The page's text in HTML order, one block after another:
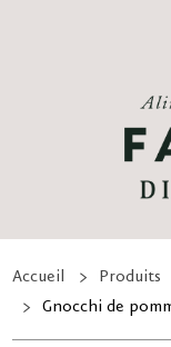
Accueil Produits
Gnocchi de